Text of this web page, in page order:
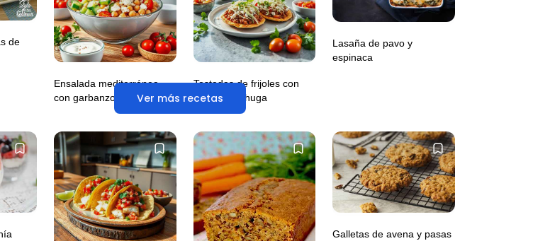
Ver más recetas
de
Ensalada mediterránea
con garbanzos
Tostadas de frijoles con
queso y lechuga
Lasaña de pavo y
espinaca
Galletas de avena y pasas